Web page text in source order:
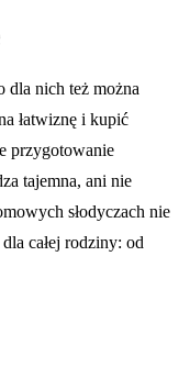
dla nich też można
łatwiznę i kupić
przygotowanie
tajemna, ani nie
słodyczach nie
całej rodziny: od